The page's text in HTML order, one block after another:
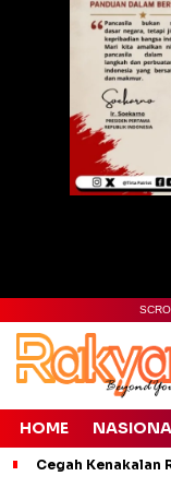
HOME
Cegah Kenakalan